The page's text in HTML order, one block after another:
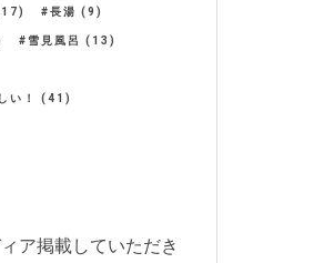
長湯 (9)
雪見風呂 (13)
い！ (41)
ア掲載していただき